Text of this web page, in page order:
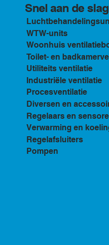
Snel aan de slag
WTW-units
Woonhuis
Toilet- en
Utiliteits ventilatie
Industriële ventilatie
Procesventilatie
Diversen en
Regelaars en
Verwarming en
Regelafsluiters
Pompen